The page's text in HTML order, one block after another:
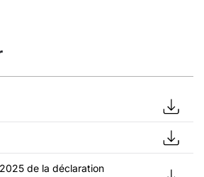
de la déclaration